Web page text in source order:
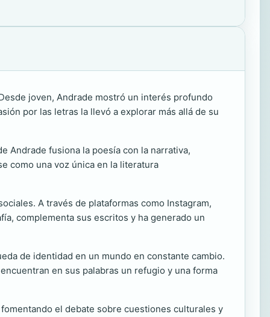
joven, Andrade mostró un interés profundo
por las letras la llevó a explorar más allá de su
Andrade fusiona la poesía con la narrativa,
como una voz única en la literatura
A través de plataformas como Instagram,
complementa sus escritos y ha generado un
de identidad en un mundo en constante cambio.
en sus palabras un refugio y una forma
el debate sobre cuestiones culturales y